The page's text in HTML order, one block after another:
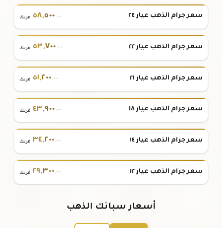
سعر جرام الذهب عيار ٢٤ ٥٨,٥٠٠ .٠٠ فرنك
سعر جرام الذهب عيار ٢٢ ٥٣,٧٠٠ .٠٠ فرنك
سعر جرام الذهب عيار ٢١ ٥١,٢٠٠ .٠٠ فرنك
سعر جرام الذهب عيار ١٨ ٤٣,٩٠٠ .٠٠ فرنك
سعر جرام الذهب عيار ١٤ ٣٤,٢٠٠ .٠٠ فرنك
سعر جرام الذهب عيار ١٢ ٢٩,٣٠٠ .٠٠ فرنك
أسعار سبائك الذهب